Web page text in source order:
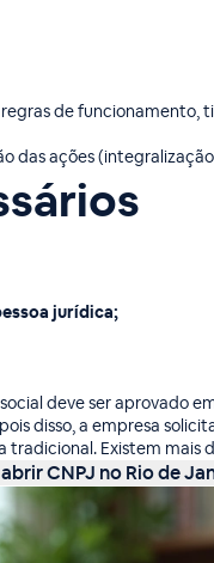
de funcionamento,
das ações
jurídica;
deve ser aprovado
disso, a empresa
tradicional. Existem mais
CNPJ no Rio de